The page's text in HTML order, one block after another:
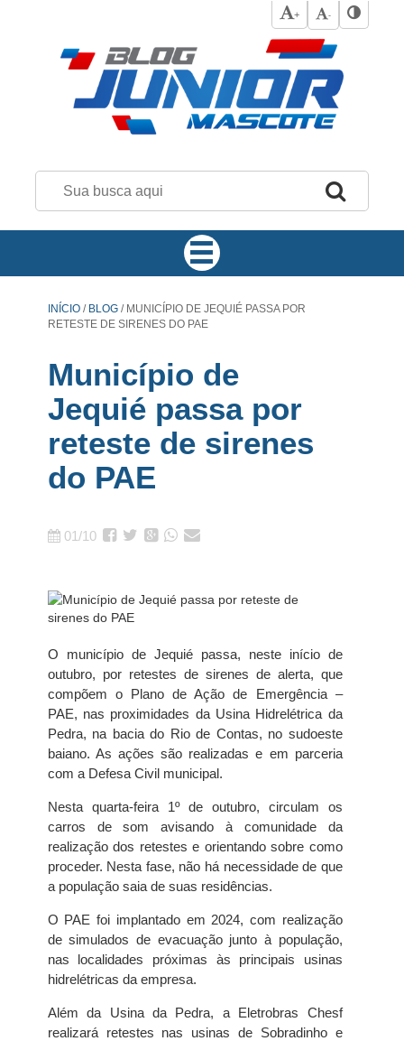
+ -
INÍCIO / BLOG /MUNICÍPIO DE JEQUIÉ PASSA POR
RETESTE DE SIRENES DO PAE
Município de
Jequié passa por
reteste de sirenes
do PAE
01/10
O município de Jequié passa, neste início de
outubro, por retestes de sirenes de alerta, que
compõem o Plano de Ação de Emergência –
PAE, nas proximidades da Usina Hidrelétrica da
Pedra, na bacia do Rio de Contas, no sudoeste
baiano. As ações são realizadas e em parceria
com a Defesa Civil municipal.
Nesta quarta-feira 1º de outubro, circulam os
carros de som avisando à comunidade da
realização dos retestes e orientando sobre como
proceder. Nesta fase, não há necessidade de que
a população saia de suas residências.
O PAE foi implantado em 2024, com realização
de simulados de evacuação junto à população,
nas localidades próximas às principais usinas
hidrelétricas da empresa.
Além da Usina da Pedra, a Eletrobras Chesf
realizará retestes nas usinas de Sobradinho e